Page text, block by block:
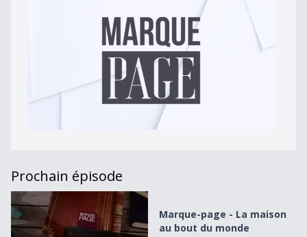
Prochain épisode
Marque-page - La maison au bout du monde
Marque-page - La maison
au bout du monde